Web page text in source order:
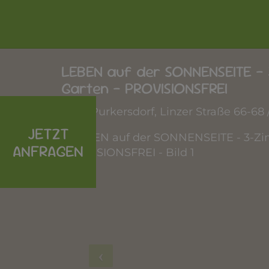
LEBEN auf der
Garten - PROVISIONSFREI
3002 Purkersdorf, Linzer Straße 66-68
JETZT
ANFRAGEN